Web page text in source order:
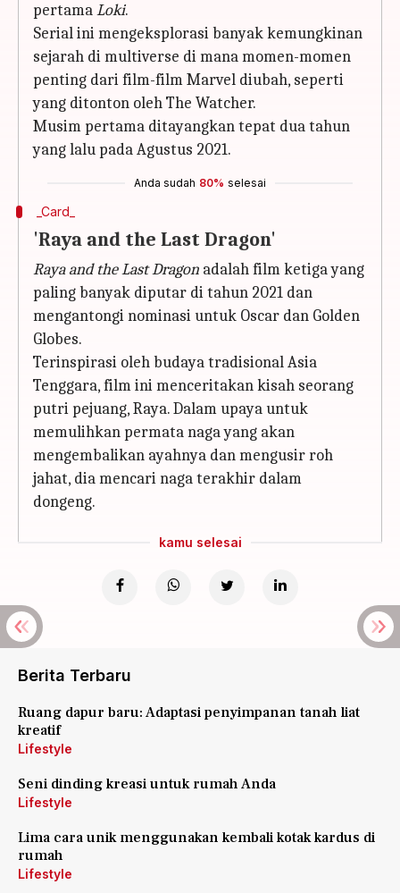
pertamaLoki.
Serial ini mengeksplorasi banyak kemungkinan
sejarah di multiverse di mana momen-momen
penting dari film-film Marvel diubah, seperti
yang ditonton oleh The Watcher.
Musim pertama ditayangkan tepat dua tahun
yang lalu pada Agustus 2021.
Anda sudah 80% selesai
_Card_
'Raya and the Last Dragon'
Raya and the Last Dragon adalah film ketiga yang
paling banyak diputar di tahun 2021 dan
mengantongi nominasi untuk Oscar dan Golden
Globes.
Terinspirasi oleh budaya tradisional Asia
Tenggara, film ini menceritakan kisah seorang
putri pejuang, Raya. Dalam upaya untuk
memulihkan permata naga yang akan
mengembalikan ayahnya dan mengusir roh
jahat, dia mencari naga terakhir dalam
dongeng.
kamu selesai
Berita Terbaru
Ruang dapur baru: Adaptasi penyimpanan tanah liat
kreatif
Lifestyle
Seni dinding kreasi untuk rumah Anda
Lifestyle
Lima cara unik menggunakan kembali kotak kardus di
rumah
Lifestyle